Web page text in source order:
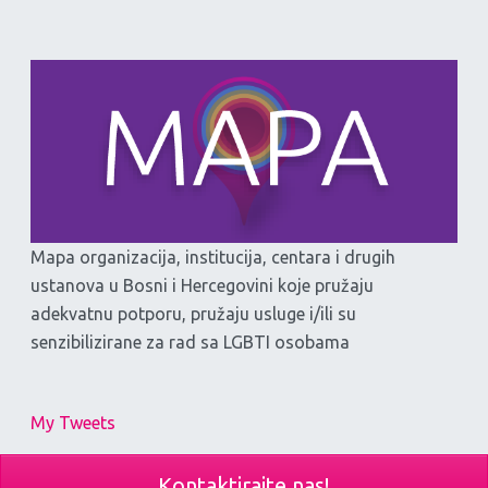
Mapa organizacija, institucija, centara i drugih
ustanova u Bosni i Hercegovini koje pružaju
adekvatnu potporu, pružaju usluge i/ili su
senzibilizirane za rad sa LGBTI osobama
My Tweets